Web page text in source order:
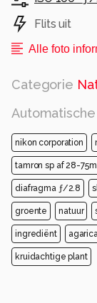
Flits uit
Alle foto
Categorie
nikon corporation
tamron sp af 28-
diafragma ƒ/2.8
groente natuur
ingrediënt
kruidachtige plant